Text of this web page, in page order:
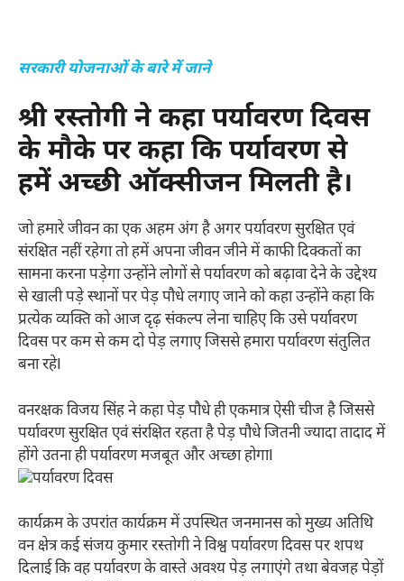
सरकारी योजनाओं के बारे में जाने
श्री रस्तोगी ने कहा पर्यावरण दिवस
के मौके पर कहा कि पर्यावरण से
हमें अच्छी ऑक्सीजन मिलती है।
जो हमारे जीवन का एक अहम अंग है अगर पर्यावरण सुरक्षित एवं
संरक्षित नहीं रहेगा तो हमें अपना जीवन जीने में काफी दिक्कतों का
सामना करना पड़ेगा उन्होंने लोगों से पर्यावरण को बढ़ावा देने के उद्देश्य
से खाली पड़े स्थानों पर पेड़ पौधे लगाए जाने को कहा उन्होंने कहा कि
प्रत्येक व्यक्ति को आज दृढ़ संकल्प लेना चाहिए कि उसे पर्यावरण
दिवस पर कम से कम दो पेड़ लगाए जिससे हमारा पर्यावरण संतुलित
बना रहेI
वनरक्षक विजय सिंह ने कहा पेड़ पौधे ही एकमात्र ऐसी चीज है जिससे
पर्यावरण सुरक्षित एवं संरक्षित रहता है पेड़ पौधे जितनी ज्यादा तादाद में
होंगे उतना ही पर्यावरण मजबूत और अच्छा होगाI
कार्यक्रम के उपरांत कार्यक्रम में उपस्थित जनमानस को मुख्य अतिथि
वन क्षेत्र कई संजय कुमार रस्तोगी ने विश्व पर्यावरण दिवस पर शपथ
दिलाई कि वह पर्यावरण के वास्ते अवश्य पेड़ लगाएंगे तथा बेवजह पेड़ों